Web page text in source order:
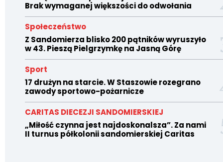
Brak wymaganej większości do odwołania
Społeczeństwo
Z Sandomierza blisko 200 pątników wyruszyło
w 43. Pieszą Pielgrzymkę na Jasną Górę
Sport
17 drużyn na starcie. W Staszowie rozegrano
zawody sportowo-pożarnicze
CARITAS DIECEZJI SANDOMIERSKIEJ
„Miłość czynna jest najdoskonalsza”. Za nami
II turnus półkolonii sandomierskiej Caritas